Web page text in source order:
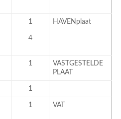
1 HAVENplaat
4
1
VASTGESTELDE
PLAAT
1
1 VAT